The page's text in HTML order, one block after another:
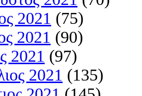
2021 (75)
2021 (90)
2021 (97)
2021 (135)